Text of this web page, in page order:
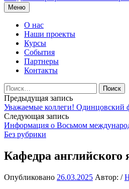
Перейти
к
содержимому
Меню
О нас
Наши проекты
Курсы
События
Партнеры
Контакты
Найти:
Навигация
по
записям
Предыдущая запись
Уважаемые коллеги!
Следующая запись
Информация о Восьмом
Без рубрики
Кафедра
Опубликовано 26.03.2025 Автор: /